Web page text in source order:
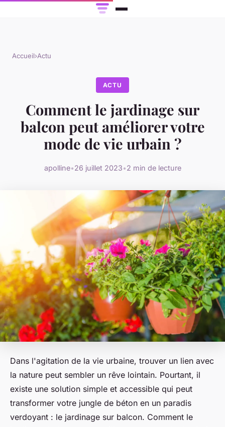
Accueil›Actu
ACTU
Comment le jardinage sur
balcon peut améliorer votre
mode de vie urbain ?
apolline•26 juillet 2023•2 min de lecture
Dans l'agitation de la vie urbaine, trouver un lien avec
la nature peut sembler un rêve lointain. Pourtant, il
existe une solution simple et accessible qui peut
transformer votre jungle de béton en un paradis
verdoyant : le jardinage sur balcon. Comment le